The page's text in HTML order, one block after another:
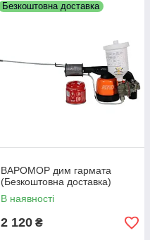
Безкоштовна доставка
ВАРОМОР дим гармата
(Безкоштовна доставка)
В наявності
2 120 ₴